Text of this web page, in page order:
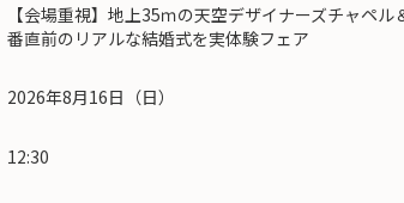
【会場重視】地上35ｍの天空デザイナーズチャペ
番直前のリアルな結婚式を実体験フェア
2026年8月16日（日）
12:30